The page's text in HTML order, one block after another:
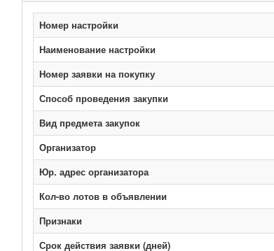
Номер настройки
Наименование настройки
Номер заявки на покупку
Способ проведения закупки
Вид предмета закупок
Организатор
Юр. адрес организатора
Кол-во лотов в объявлении
Признаки
Срок действия заявки (дней)